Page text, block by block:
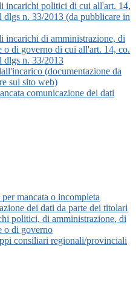
incarichi politici di cui all'art. 14,
dlgs n. 33/2013 (da pubblicare in
incarichi di amministrazione, di
o di governo di cui all'art. 14, co.
dlgs n. 33/2013
(documentazione da
sul sito web)
comunicazione dei dati
mancata o incompleta
dei dati da parte dei titolari
politici, di amministrazione, di
o di governo
consiliari regionali/provinciali